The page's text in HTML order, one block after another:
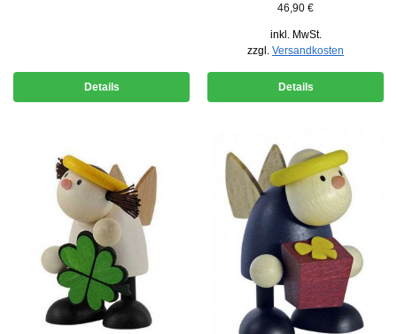
Details
46,90 €
inkl. MwSt.
zzgl. Versandkosten
Details